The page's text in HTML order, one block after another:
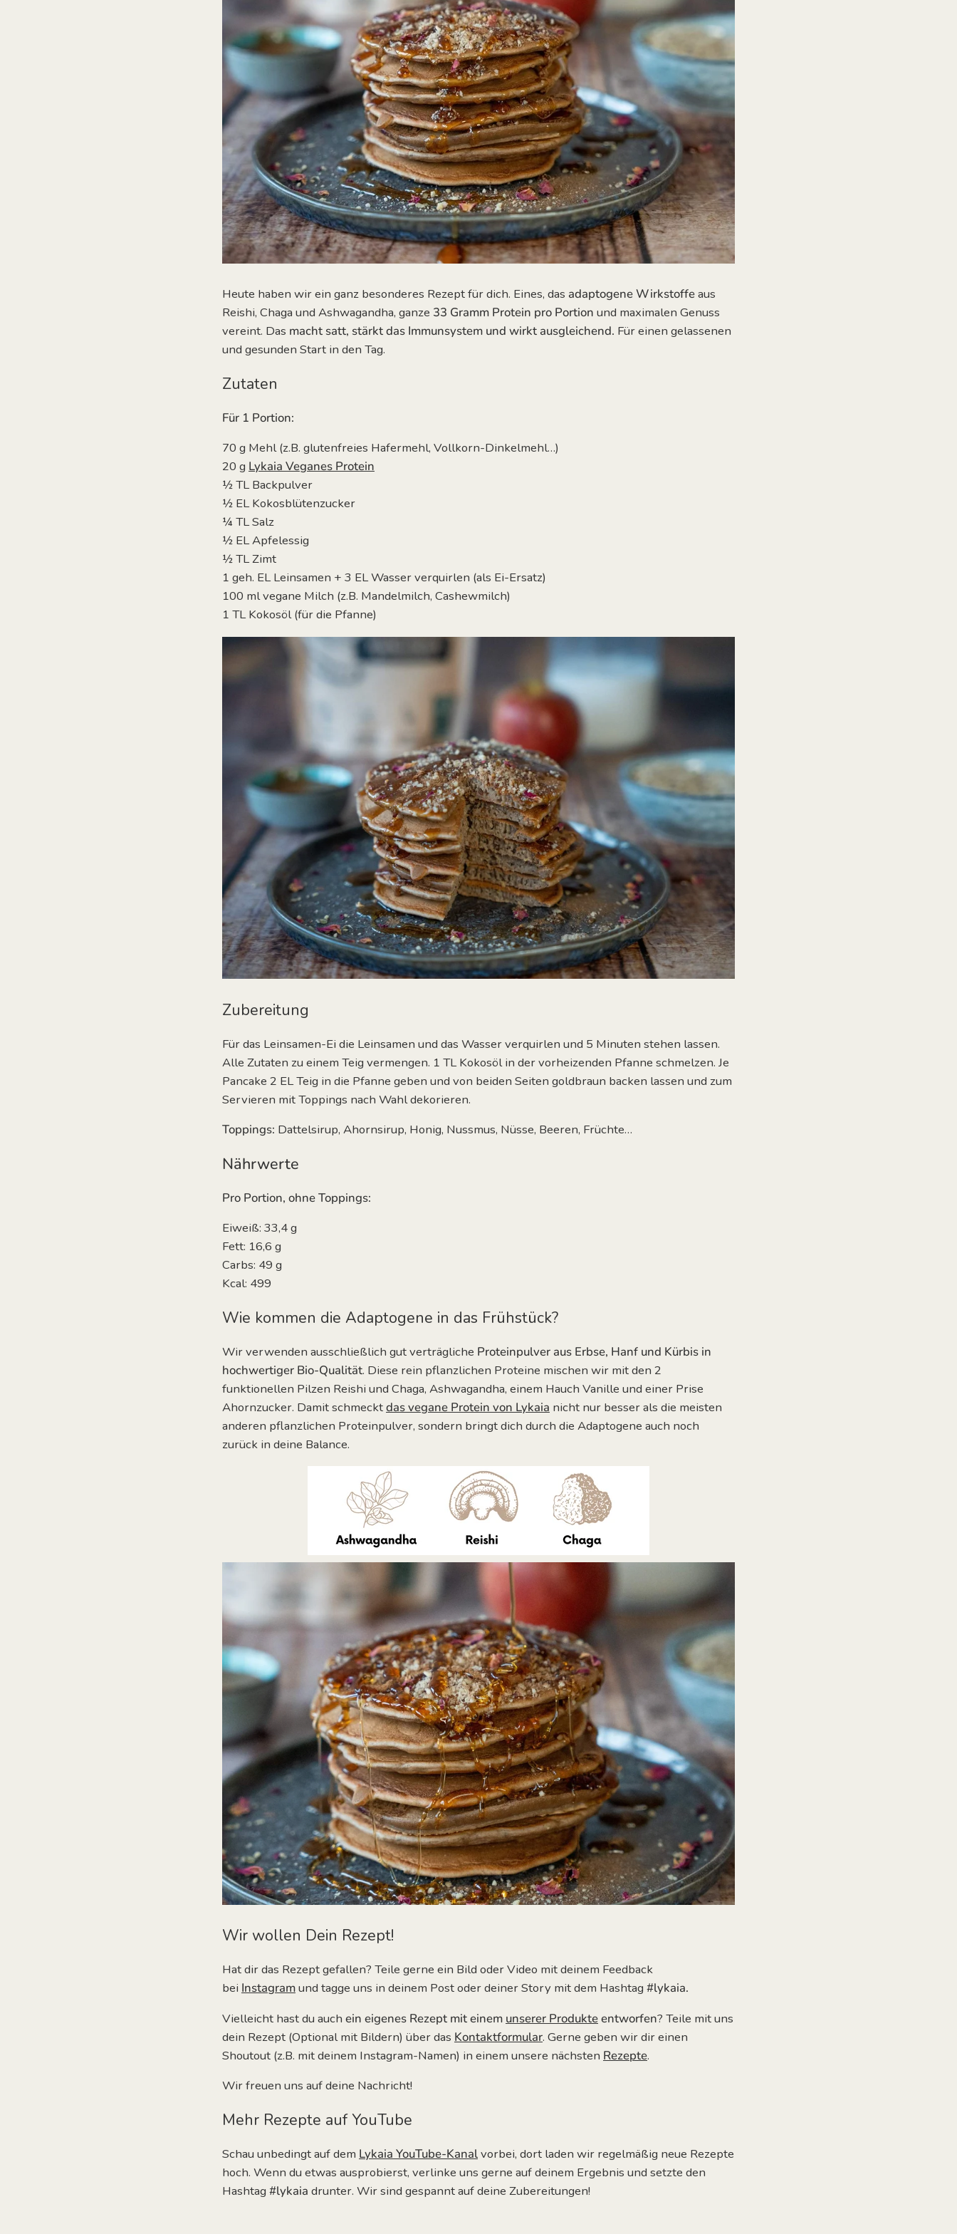
Heute haben wir ein ganz besonderes Rezept für dich. Eines, das adaptogene Wirkstoffeaus
Reishi, Chaga und Ashwagandha, ganze 33 Gramm Protein pro Portion und maximalen Genuss
vereint. Das macht satt, stärkt das Immunsystem und wirkt ausgleichend. Für einen gelassenen
und gesunden Start in den Tag.
Zutaten
Für 1 Portion:
70 g Mehl (z.B. glutenfreies Hafermehl, Vollkorn-Dinkelmehl…)
20 g Lykaia Veganes Protein
½TL Backpulver
½ EL Kokosblütenzucker
¼ TL Salz
½ EL Apfelessig
½ TL Zimt
1 geh. EL Leinsamen + 3 EL Wasser verquirlen (als Ei-Ersatz)
100 ml vegane Milch (z.B. Mandelmilch, Cashewmilch)
1 TL Kokosöl (für die Pfanne)
Zubereitung
Für das Leinsamen-Ei die Leinsamen und das Wasser verquirlen und 5 Minuten stehen lassen.
Alle Zutaten zu einem Teig vermengen. 1 TL Kokosöl in der vorheizenden Pfanne schmelzen. Je
Pancake 2 EL Teig in die Pfanne geben und von beiden Seiten goldbraun backen lassen und zum
Servieren mit Toppings nach Wahl dekorieren.
Toppings: Dattelsirup, Ahornsirup, Honig, Nussmus, Nüsse, Beeren, Früchte…
Nährwerte
Pro Portion, ohne Toppings:
Eiweiß: 33,4 g
Fett: 16,6 g
Carbs: 49 g
Kcal: 499
Wie kommen die Adaptogene in das Frühstück?
Wir verwenden ausschließlich gut verträgliche Proteinpulver aus Erbse, Hanf und Kürbis in
hochwertiger Bio-Qualität. Diese rein pflanzlichen Proteine mischen wir mit den 2
funktionellen Pilzen Reishi und Chaga, Ashwagandha, einem Hauch Vanille und einer Prise
Ahornzucker. Damit schmecktdas vegane Protein von Lykaia nicht nur besser als die meisten
anderen pflanzlichen Proteinpulver, sondern bringt dich durch die Adaptogene auch noch
zurück in deine Balance.
Wir wollen Dein Rezept!
Hat dir das Rezept gefallen? Teile gerne ein Bild oder Video mit deinem Feedback
bei Instagramund tagge uns in deinem Postoder deiner Story mit dem Hashtag #lykaia.
Vielleicht hast du auch ein eigenes Rezept mit einem unserer Produkteentworfen? Teile mit uns
dein Rezept (Optional mit Bildern) über das Kontaktformular. Gerne geben wir dir einen
Shoutout (z.B. mit deinem Instagram-Namen) in einem unsere nächsten Rezepte.
Wir freuen uns auf deine Nachricht!
Mehr Rezepte auf YouTube
Schau unbedingt auf dem Lykaia YouTube-Kanalvorbei, dort laden wir regelmäßig neue Rezepte
hoch. Wenn du etwas ausprobierst, verlinke uns gerne auf deinem Ergebnis und setzte den
Hashtag #lykaia drunter. Wir sind gespannt auf deine Zubereitungen!